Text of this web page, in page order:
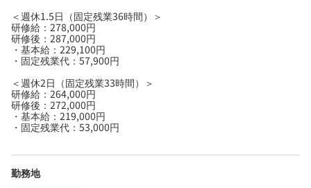
＜週休1.5日（固定残業36時間）＞
研修給：278,000円
研修後：287,000円
・基本給：229,100円
・固定残業代：57,900円
＜週休2日（固定残業33時間）＞
研修給：264,000円
研修後：272,000円
・基本給：219,000円
・固定残業代：53,000円
勤務地